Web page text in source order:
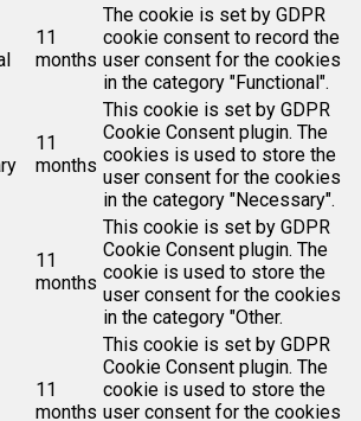
11
months
The cookie is set by GDPR
cookie consent to record the
user consent for the cookies
in the category "Functional".
11
months
This cookie is set by GDPR
Cookie Consent plugin. The
cookies is used to store the
user consent for the cookies
in the category "Necessary".
11
months
This cookie is set by GDPR
Cookie Consent plugin. The
cookie is used to store the
user consent for the cookies
in the category "Other.
11
months
This cookie is set by GDPR
Cookie Consent plugin. The
cookie is used to store the
user consent for the cookies